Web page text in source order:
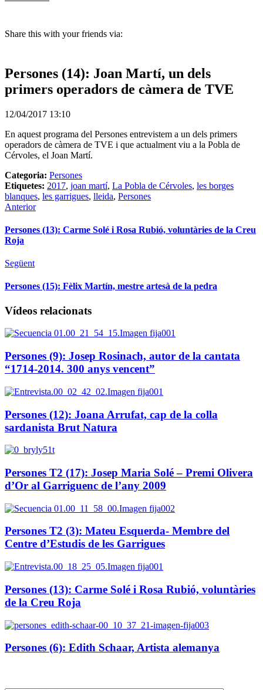
Share this with your friends via:
Persones (14): Joan Martí, un dels
primers operadors de càmera de TVE
12/04/2017 13:10
En aquest programa del Persones entrevistem a un dels primers
operadors de càmera de TVE i que actualment viu a la Pobla de
Cérvoles, el Joan Martí.
Categoria: Persones
Etiquetes: 2017, joan martí, La Pobla de Cérvoles, les borges
blanques, les garrigues, lleida, Persones
Anterior
Persones (13): Carme Solé i Rosa Rubió, voluntàries de la Creu
Roja
Següent
Persones (15): Fèlix Martín, mestre artesà de la pedra
Vídeos relacionats
Persones (9): Josep Rosinach, autor de la cantata
“1714-2014. 300 anys vencent”
Persones (12): Joana Arrufat, cap de la colla
sardanista Brut Natura
Persones T2 (17): Josep Maria Solé – Premi Olivera
d’Or al Garriguenc de l’any 2009
Persones T2 (3): Mateu Esquerda- Membre del
Centre d’Estudis de les Garrigues
Persones (13): Carme Solé i Rosa Rubió, voluntàries
de la Creu Roja
Persones (6): Edith Schaar, Artista alemanya